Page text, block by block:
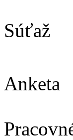
Súťaž
Anketa